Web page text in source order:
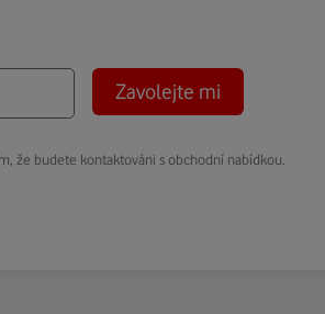
Zavolejte mi
že budete kontaktováni s obchodní nabídkou.